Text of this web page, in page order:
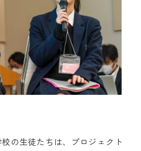
の生徒たちは、プロジェクト